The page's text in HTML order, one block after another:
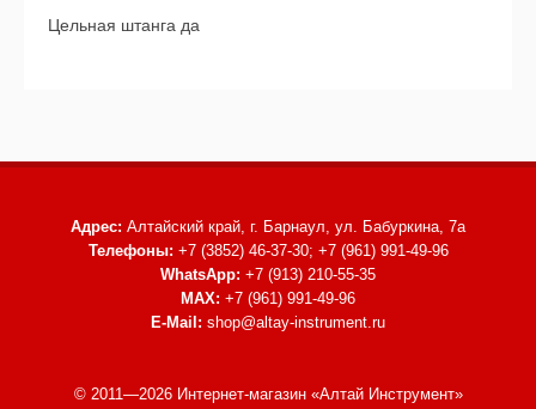
Цельная штанга да
Адрес: Алтайский край, г. Барнаул, ул. Бабуркина, 7а
Телефоны: +7 (3852) 46-37-30; +7 (961) 991-49-96
WhatsApp: +7 (913) 210-55-35
MAX: +7 (961) 991-49-96
E-Mail: shop@altay-instrument.ru
© 2011—2026 Интернет-магазин «Алтай Инструмент»